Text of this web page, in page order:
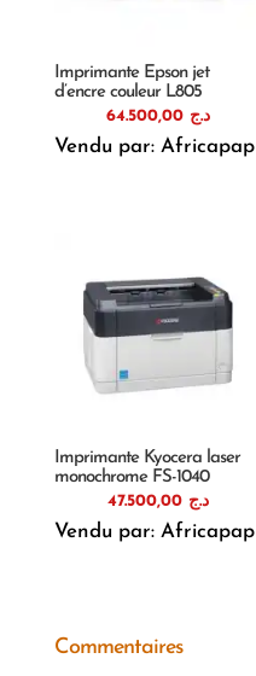
Imprimante Epson jet
d’encre couleur L805
د.ج 64.500,00
Vendu par: Africapap
Imprimante Kyocera laser
monochrome FS-1040
د.ج 47.500,00
Vendu par: Africapap
Commentaires